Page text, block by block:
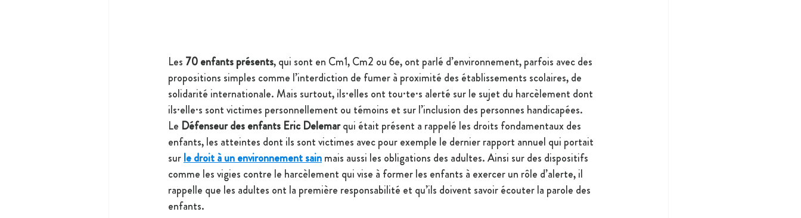
Les 70 enfants présents, qui sont en Cm1, Cm2 ou 6e, ont parlé d’environnement, parfois avec des
propositions simples comme l’interdiction de fumer à proximité des établissements scolaires, de
solidarité internationale. Mais surtout, ils·elles ont tou·te·s alerté sur le sujet du harcèlement dont
ils·elle·s sont victimes personnellement ou témoins et sur l’inclusion des personnes handicapées.
Le Défenseur des enfants Eric Delemar qui était présent a rappelé les droits fondamentaux des
enfants, les atteintes dont ils sont victimes avec pour exemple le dernier rapport annuel qui portait
sur le droit à un environnement sain mais aussi les obligations des adultes. Ainsi sur des dispositifs
comme les vigies contre le harcèlement qui vise à former les enfants à exercer un rôle d’alerte, il
rappelle que les adultes ont la première responsabilité et qu’ils doivent savoir écouter la parole des
enfants.